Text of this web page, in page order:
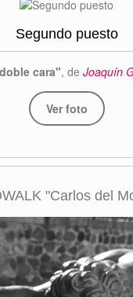
Segundo puesto
cara", de Joaquín
Ver foto
"Carlos del